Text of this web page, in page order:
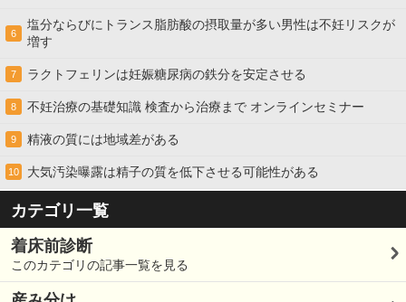
6
塩分ならびにトランス脂肪酸の摂取量が多い男性は不妊リスクが
増す
7 ラクトフェリンは妊娠糖尿病の鉄分を安定させる
8 不妊治療の基礎知識 検査から治療まで オンラインセミナー
9 精液の質には地域差がある
10 大気汚染曝露は精子の質を低下させる可能性がある
カテゴリ一覧
着床前診断
このカテゴリの記事一覧を見る